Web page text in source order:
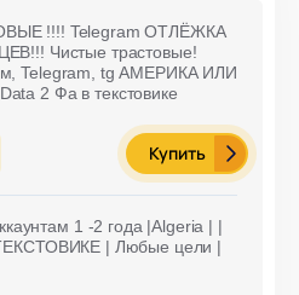
!!!! Telegram ОТЛЁЖКА
Чистые трастовые!
Telegram, tg АМЕРИКА ИЛИ
2 Фа в текстовике
Купить
1 -2 года |Algeria | |
| Любые цели |